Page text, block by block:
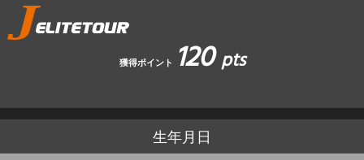
獲得ポイント 120pts
生年月日